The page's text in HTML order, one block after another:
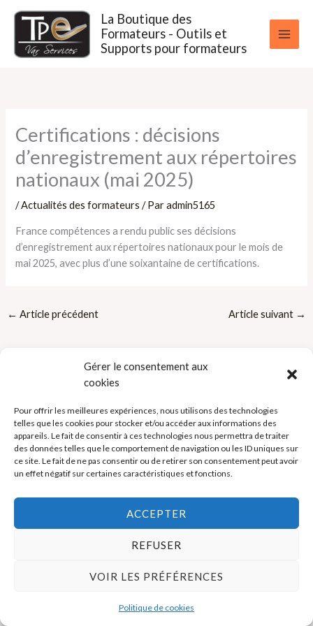
Gérer le consentement aux
cookies
Pour offrir les meilleures expériences, nous utilisons des technologies
telles que les cookies pour stocker et/ou accéder aux informations des
appareils. Le fait de consentir à ces technologies nous permettra de traiter
des données telles que le comportement de navigation ou les ID uniques sur
ce site. Le fait de ne pas consentir ou de retirer son consentement peut avoir
un effet négatif sur certaines caractéristiques et fonctions.
ACCEPTER
REFUSER
VOIR LES PRÉFÉRENCES
Politique de cookies
contenu
La Boutique des
Formateurs - Outils et
Supports pour formateurs
Certifications : décisions
d’enregistrement aux répertoires
nationaux (mai 2025)
/Actualités des formateurs / Paradmin5165
France compétences a rendu public ses décisions
d’enregistrement aux répertoires nationaux pour le mois de
mai 2025, avec plus d’une soixantaine de certifications.
← Article précédent Article suivant →
Politique de cookies (UE)
Mentions légales
Copyright © 2026 La Boutique des Formateurs - Outils et Supports
pour formateurs